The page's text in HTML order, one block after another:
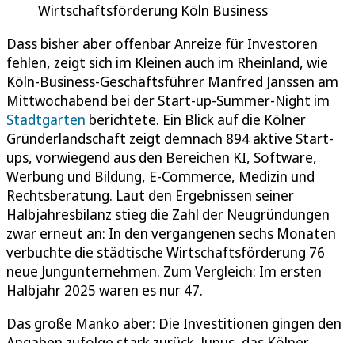
Wirtschaftsförderung Köln Business
Dass bisher aber offenbar Anreize für Investoren
fehlen, zeigt sich im Kleinen auch im Rheinland, wie
Köln-Business-Geschäftsführer Manfred Janssen am
Mittwochabend bei der Start-up-Summer-Night im
Stadtgarten berichtete. Ein Blick auf die Kölner
Gründerlandschaft zeigt demnach 894 aktive Start-
ups, vorwiegend aus den Bereichen KI, Software,
Werbung und Bildung, E-Commerce, Medizin und
Rechtsberatung. Laut den Ergebnissen seiner
Halbjahresbilanz stieg die Zahl der Neugründungen
zwar erneut an: In den vergangenen sechs Monaten
verbuchte die städtische Wirtschaftsförderung 76
neue Jungunternehmen. Zum Vergleich: Im ersten
Halbjahr 2025 waren es nur 47.
Das große Manko aber: Die Investitionen gingen den